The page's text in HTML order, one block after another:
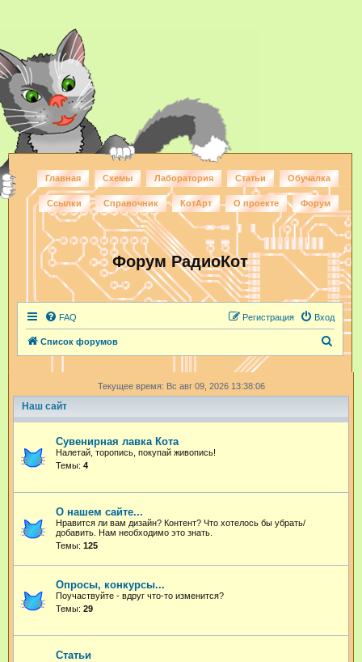
Главная Схемы Лаборатория Статьи Обучалка
Ссылки Справочник КотАрт О проекте Форум
Форум РадиоКот
FAQ Вход
Регистрация
Список форумов
с
Текущее время: Вс авг 09, 2026 13:38:06
Наш сайт
Сувенирная лавка Кота
Налетай, торопись, покупай живопись!
Темы: 4
О нашем сайте...
Нравится ли вам дизайн? Контент? Что хотелось бы убрать/
добавить. Нам необходимо это знать.
Темы: 125
Опросы, конкурсы...
Поучаствуйте - вдруг что-то изменится?
Темы: 29
Статьи